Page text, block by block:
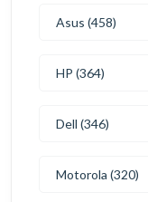
Asus (458)
HP (364)
Dell (346)
Motorola (320)